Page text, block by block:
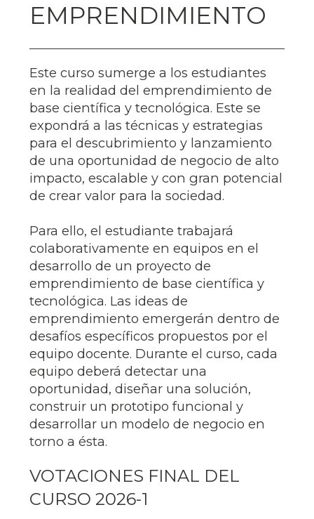
EMPRENDIMIENTO
Este curso sumerge a los estudiantes
en la realidad del emprendimiento de
base científica y tecnológica. Este se
expondrá a las técnicas y estrategias
para el descubrimiento y lanzamiento
de una oportunidad de negocio de alto
impacto, escalable y con gran potencial
de crear valor para la sociedad.
Para ello, el estudiante trabajará
colaborativamente en equipos en el
desarrollo de un proyecto de
emprendimiento de base científica y
tecnológica. Las ideas de
emprendimiento emergerán dentro de
desafíos específicos propuestos por el
equipo docente. Durante el curso, cada
equipo deberá detectar una
oportunidad, diseñar una solución,
construir un prototipo funcional y
desarrollar un modelo de negocio en
torno a ésta.
VOTACIONES FINAL DEL
CURSO 2026-1